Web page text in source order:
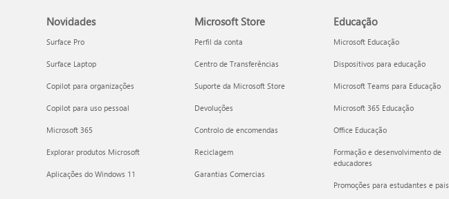
Novidades
Surface Pro
Surface Laptop
Copilot para organizações
Copilot para uso pessoal
Microsoft 365
Explorar produtos Microsoft
Aplicações do Windows 11
Microsoft Store
Perfil da conta
Centro de Transferências
Suporte da Microsoft Store
Devoluções
Controlo de encomendas
Reciclagem
Garantias Comercias
Educação
Microsoft Educação
Dispositivos para educação
Microsoft Teams para Educação
Microsoft 365 Educação
Office Educação
Formação e desenvolvimento de
educadores
Promoções para estudantes e pais